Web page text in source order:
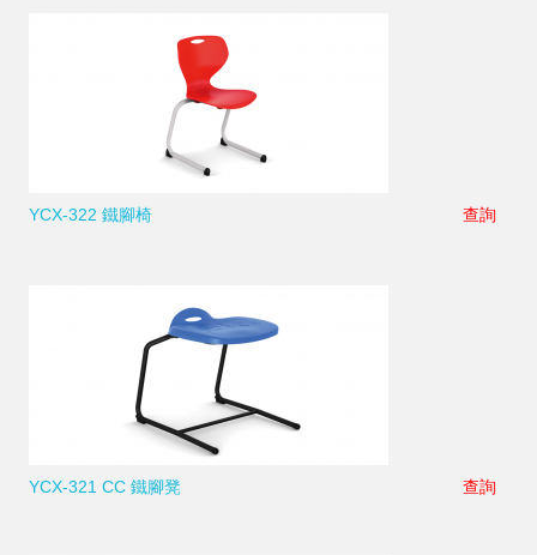
YCX-322 鐵腳椅 查詢
YCX-321 CC 鐵腳凳 查詢